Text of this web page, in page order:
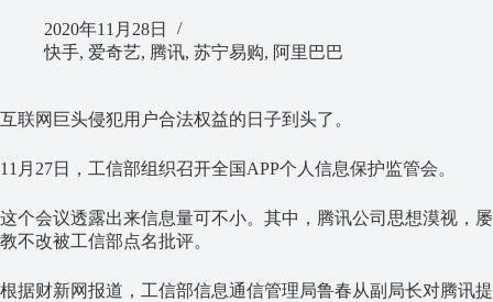
2020年11月28日
快手, 爱奇艺, 腾讯, 苏宁易购, 阿里巴巴
互联网巨头侵犯用户合法权益的日子到头了。
11月27日，工信部组织召开全国APP个人信息保护监管会。
这个会议透露出来信息量可不小。其中，腾讯公司思想漠视，屡
教不改被工信部点名批评。
根据财新网报道，工信部信息通信管理局鲁春从副局长对腾讯提